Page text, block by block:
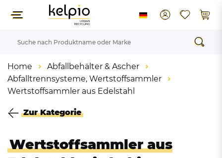
Home
Abfallbehälter & Ascher
Abfalltrennsysteme, Wertstoffsammler
Wertstoffsammler aus Edelstahl
Zur Kategorie
Wertstoffsammler aus